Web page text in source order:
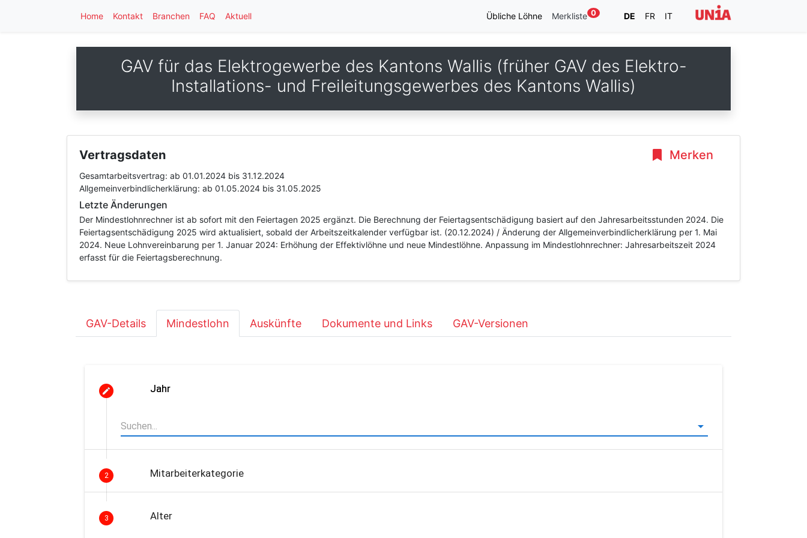
Home Kontakt Branchen FAQ Aktuell Übliche Löhne Merkliste 0 DE FR IT
GAV für das Elektrogewerbe des Kantons Wallis (früher GAV des Elektro-
Installations- und Freileitungsgewerbes des Kantons Wallis)
Merken
Vertragsdaten
Gesamtarbeitsvertrag: ab 01.01.2024 bis 31.12.2024
Allgemeinverbindlicherklärung: ab 01.05.2024 bis 31.05.2025
Letzte Änderungen
Der Mindestlohnrechner ist ab sofort mit den Feiertagen 2025 ergänzt. Die Berechnung der Feiertagsentschädigung basiert auf den Jahresarbeitsstunden 2024. Die
Feiertagsentschädigung 2025 wird aktualisiert, sobald der Arbeitszeitkalender verfügbar ist. (20.12.2024) / Änderung der Allgemeinverbindlicherklärung per 1. Mai
2024. Neue Lohnvereinbarung per 1. Januar 2024: Erhöhung der Effektivlöhne und neue Mindestlöhne. Anpassung im Mindestlohnrechner: Jahresarbeitszeit 2024
erfasst für die Feiertagsberechnung.
GAV-Details Mindestlohn Auskünfte Dokumente und Links GAV-Versionen
Jahr
2 Mitarbeiterkategorie
3 Alter